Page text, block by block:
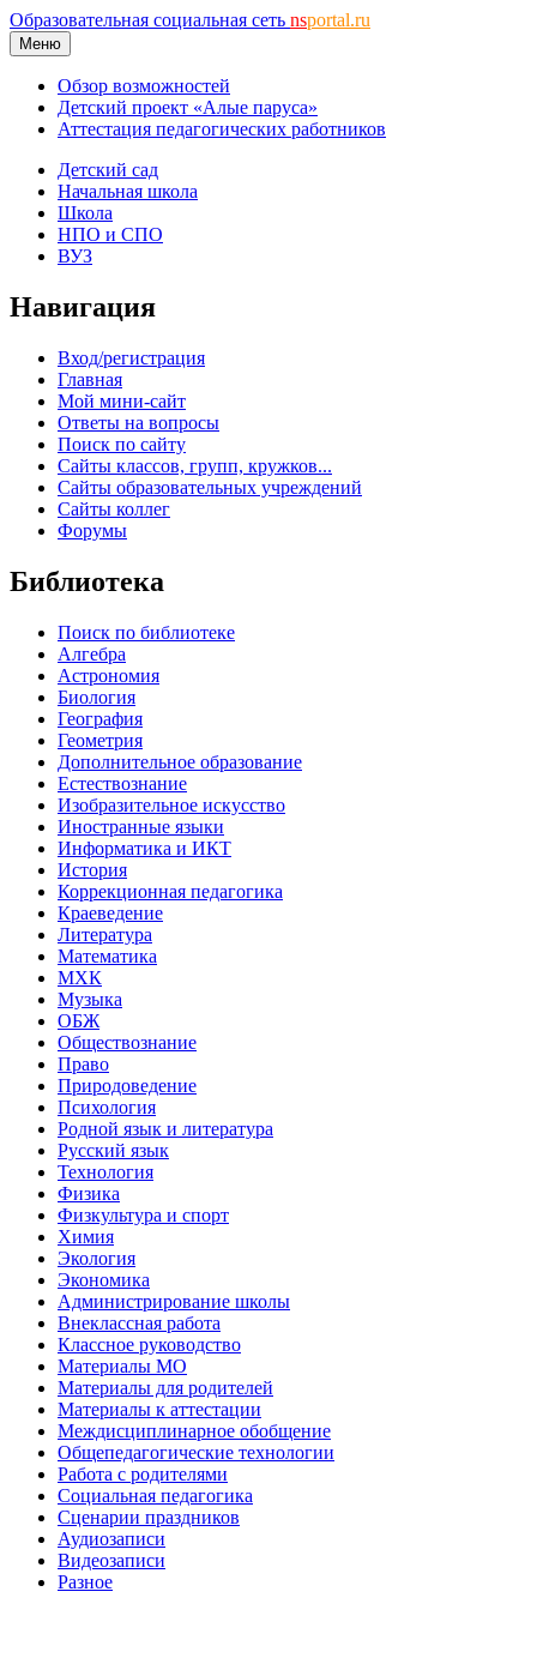
Образовательная социальная сеть nsportal.ru
Меню
Обзор возможностей
Детский проект «Алые паруса»
Аттестация педагогических работников
Детский сад
Начальная школа
Школа
НПО и СПО
ВУЗ
Навигация
Вход/регистрация
Главная
Мой мини-сайт
Ответы на вопросы
Поиск по сайту
Сайты классов, групп, кружков...
Сайты образовательных учреждений
Сайты коллег
Форумы
Библиотека
Поиск по библиотеке
Алгебра
Астрономия
Биология
География
Геометрия
Дополнительное образование
Естествознание
Изобразительное искусство
Иностранные языки
Информатика и ИКТ
История
Коррекционная педагогика
Краеведение
Литература
Математика
МХК
Музыка
ОБЖ
Обществознание
Право
Природоведение
Психология
Родной язык и литература
Русский язык
Технология
Физика
Физкультура и спорт
Химия
Экология
Экономика
Администрирование школы
Внеклассная работа
Классное руководство
Материалы МО
Материалы для родителей
Материалы к аттестации
Междисциплинарное обобщение
Общепедагогические технологии
Работа с родителями
Социальная педагогика
Сценарии праздников
Аудиозаписи
Видеозаписи
Разное